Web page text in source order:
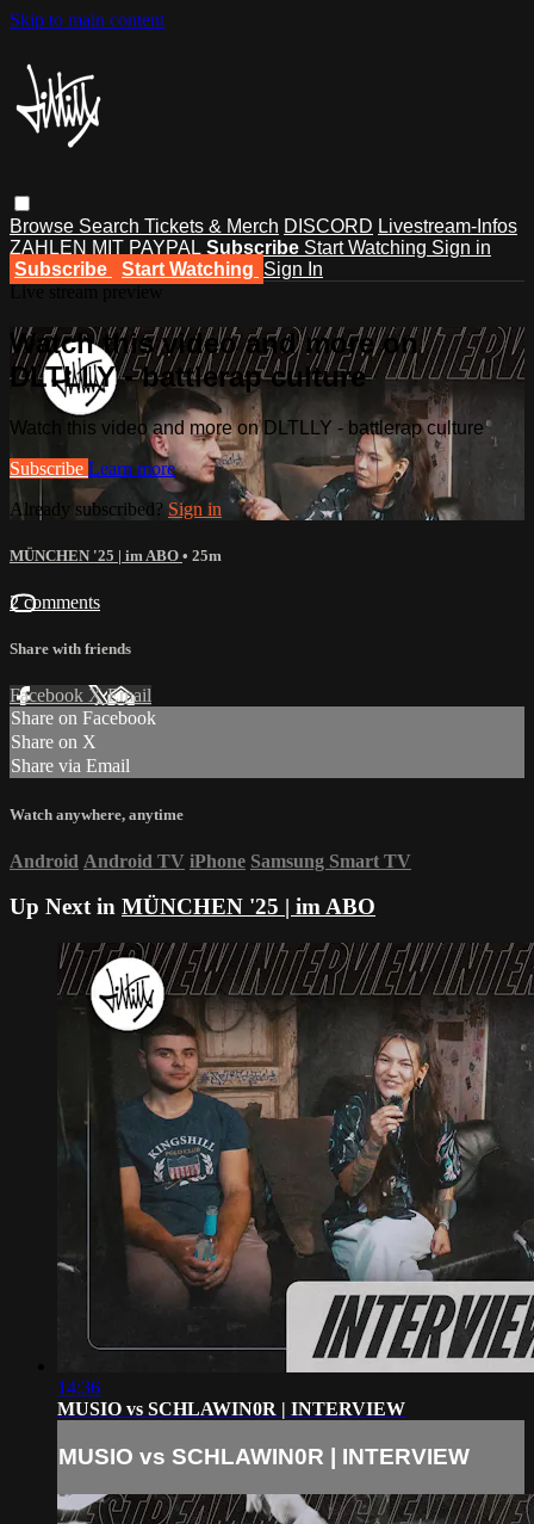
Skip to main content
Browse Search Tickets & Merch DISCORD Livestream-Infos
ZAHLEN MIT PAYPAL Subscribe Start Watching Sign in
Subscribe
Start Watching Sign In
Watch this video and more on
DLTLLY - battlerap culture
Watch this video and more on DLTLLY - battlerap culture
Subscribe Learn more
Already subscribed? Sign in
MÜNCHEN '25 | im ABO • 25m
2 comments
Share with friends
Facebook XEmail
Share on Facebook
Share on X
Share via Email
Watch anywhere, anytime
Android Android TV iPhone Samsung Smart TV
Up Next in MÜNCHEN '25 | im ABO
14:36
MUSIO vs SCHLAWIN0R | INTERVIEW
MUSIO vs SCHLAWIN0R | INTERVIEW